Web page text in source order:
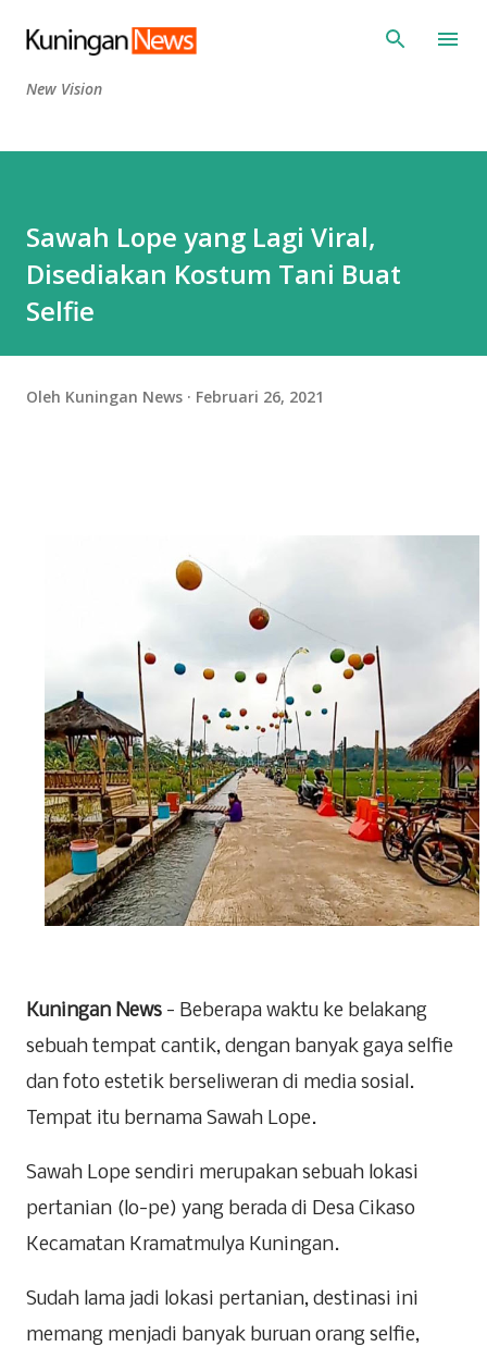
Langsung ke konten utama
New Vision
Sawah Lope yang Lagi Viral,
Disediakan Kostum Tani Buat
Selfie
Oleh Kuningan News Februari 26, 2021
Kuningan News - Beberapa waktu ke belakang
sebuah tempat cantik, dengan banyak gaya selfie
dan foto estetik berseliweran di media sosial.
Tempat itu bernama Sawah Lope.
Sawah Lope sendiri merupakan sebuah lokasi
pertanian (lo-pe) yang berada di Desa Cikaso
Kecamatan Kramatmulya Kuningan.
Sudah lama jadi lokasi pertanian, destinasi ini
memang menjadi banyak buruan orang selfie,